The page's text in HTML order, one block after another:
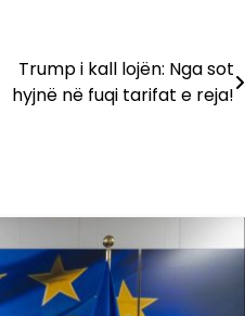
Trump i kall lojën: Nga sot
hyjnë në fuqi tarifat e reja!